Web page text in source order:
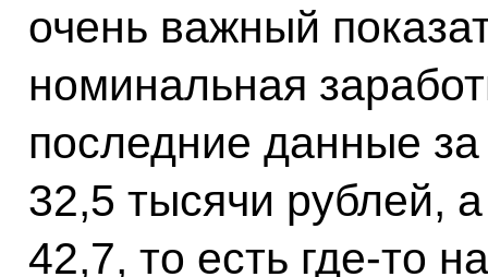
очень важный
номинальная
последние данные
32,5 тысячи рублей,
42,7, то есть где-то